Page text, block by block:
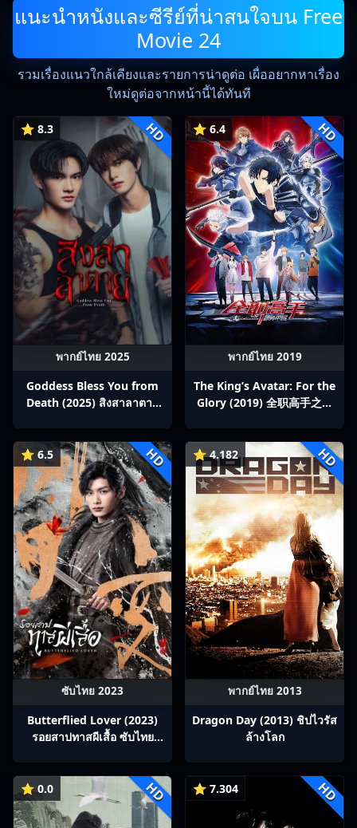
แนะนำหนังและซีรีย์ที่น่าสนใจบน Free
Movie 24
รวมเรื่องแนวใกล้เคียงและรายการน่าดูต่อ เผื่ออยากหาเรื่อง
ใหม่ดูต่อจากหน้านี้ได้ทันที
⭐ 8.3 HD
พากย์ไทย 2025
Goddess Bless You from
Death (2025) สิงสาลาตาย
⭐ 6.4 HD
พากย์ไทย 2019
The King’s Avatar: For the
Glory (2019) 全职高手之巅
⭐ 6.5 HD
ซับไทย 2023
Butterflied Lover (2023)
รอยสาปทาสผีเสื้อ ซับไทย
⭐ 4.182 HD
พากย์ไทย 2013
Dragon Day (2013) ชิปไวรัส
ล้างโลก
⭐ 0.0 HD ⭐ 7.304 HD